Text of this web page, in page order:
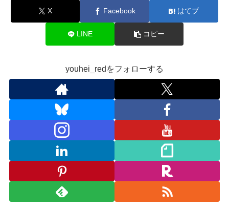
X Facebook はてブ
LINE コピー
youhei_redをフォローする